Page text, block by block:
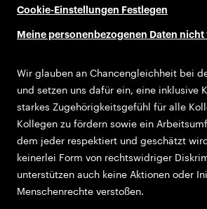
Cookie-Einstellungen Festlegen
Meine personenbezogenen Daten nicht
Wir glauben an Chancengleichheit bei
und setzen uns dafür ein, eine inklusive
starkes Zugehörigkeitsgefühl für alle
Kollegen zu fördern sowie ein
dem jeder respektiert und geschätzt
keinerlei Form von rechtswidriger
unterstützen auch keine Aktionen oder
Menschenrechte verstoßen.